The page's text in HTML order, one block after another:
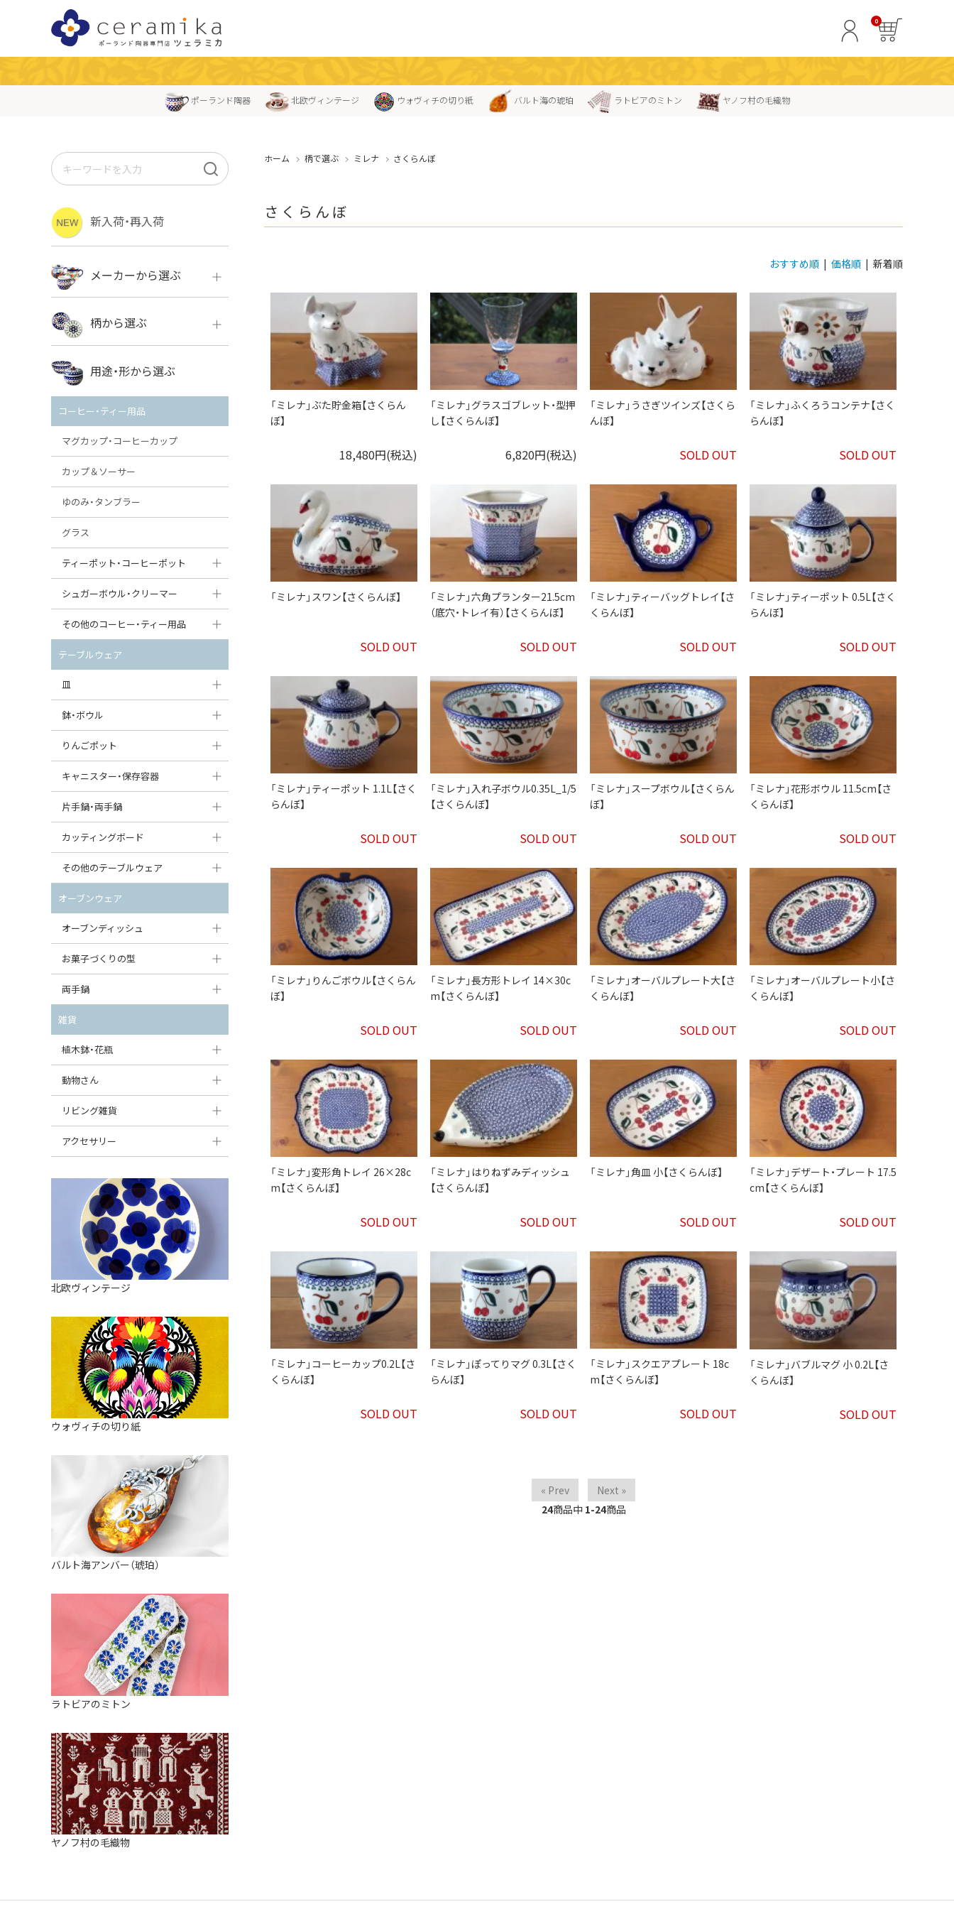
0
ポーランド陶器 北欧ヴィンテージ ウォヴィチの切り紙 バルト海の琥珀 ラトビアのミトン ヤノフ村の毛織物
ホーム 柄で選ぶ ミレナ さくらんぼ
さくらんぼ
おすすめ順 | 価格順 | 新着順
「ミレナ」ぶた貯金箱【さくらん
ぼ】
18,480円(税込)
「ミレナ」グラスゴブレット・型押
し【さくらんぼ】
6,820円(税込)
「ミレナ」うさぎツインズ【さくら
んぼ】
SOLD OUT
「ミレナ」ふくろうコンテナ【さく
らんぼ】
SOLD OUT
「ミレナ」スワン【さくらんぼ】
SOLD OUT
「ミレナ」六角プランター21.5cm
（底穴・トレイ有）【さくらんぼ】
SOLD OUT
「ミレナ」ティーバッグトレイ【さ
くらんぼ】
SOLD OUT
「ミレナ」ティーポット 0.5L【さく
らんぼ】
SOLD OUT
「ミレナ」ティーポット 1.1L【さく
らんぼ】
SOLD OUT
「ミレナ」入れ子ボウル0.35L_1/5
【さくらんぼ】
SOLD OUT
「ミレナ」スープボウル【さくらん
ぼ】
SOLD OUT
「ミレナ」花形ボウル 11.5cm【さ
くらんぼ】
SOLD OUT
「ミレナ」りんごボウル【さくらん
ぼ】
SOLD OUT
「ミレナ」長方形トレイ 14×30c
m【さくらんぼ】
SOLD OUT
「ミレナ」オーバルプレート大【さ
くらんぼ】
SOLD OUT
「ミレナ」オーバルプレート小【さ
くらんぼ】
SOLD OUT
「ミレナ」変形角トレイ 26×28c
m【さくらんぼ】
SOLD OUT
「ミレナ」はりねずみディッシュ
【さくらんぼ】
SOLD OUT
「ミレナ」角皿 小【さくらんぼ】
SOLD OUT
「ミレナ」デザート・プレート 17.5
cm【さくらんぼ】
SOLD OUT
「ミレナ」コーヒーカップ0.2L【さ
くらんぼ】
SOLD OUT
「ミレナ」ぽってりマグ 0.3L【さく
らんぼ】
SOLD OUT
「ミレナ」スクエアプレート 18c
m【さくらんぼ】
SOLD OUT
「ミレナ」バブルマグ 小 0.2L【さ
くらんぼ】
SOLD OUT
« Prev
Next »
24商品中 1-24商品
新入荷・再入荷
メーカーから選ぶ
ボレス
VENA
ミレナ
柄から選ぶ
ボレス
用途・形から選ぶ
コーヒー・ティー用品
マグカップ・コーヒーカップ
カップ＆ソーサー
ゆのみ・タンブラー
グラス
ティーポット・コーヒーポット
ティーポット
コーヒーポット
シュガーボウル・クリーマー
シュガーボウル
クリーマー
その他のコーヒー・ティー用品
ポットウォーマー
ピッチャー
コーヒードリッパー
すべて見る
テーブルウェア
皿
大皿（24cm〜）
中皿（18〜24cm）
丸皿
スープ皿
ダルマプレート
たまご型プレート
ハート型プレート
変形プレート
分割ディッシュ
すべて見る
鉢・ボウル
大鉢（21cm〜）
中鉢（16〜21cm）
丸鉢・どんぶり・ボウル
茶碗
オーバルボウル
ハートボウル
葉っぱ型ボウル
りんご型ボウル
いちご型ボウル
星型ボウル
スープカップ
そば猪口・フリーカップ
ココット
薬味入れ
ミキシングボウル
すべて見る
りんごポット
りんごポット
りんごポット小
キャニスター・保存容器
キャニスター
つぼ
ガーリックポット
オニオンキャニスター
ガーリックキャニスター
チーズケース
バターディッシュ
六角形ポット
ボトル
すべて見る
片手鍋・両手鍋
ソースパン（片手鍋）
スープチュリーン
カッティングボード
角型カッティングボード
丸型カッティングボード
すべて見る
その他のテーブルウェア
調味料入れ
グレイヴィーボート
エッグカップ
ケーキスタンド
カトラリー
はしおき・カトラリーレスト
オーブンウェア
オーブンディッシュ
大型（24cm〜）
中型（18〜24cm）
スクエアオーブンディッシュ
オーバルオーブンディッシュ
すべて見る
お菓子づくりの型
パウンド型
マフィン型
すべて見る
両手鍋
チュリーン
キャセロール
すべて見る
雑貨
植木鉢・花瓶
植木鉢
花瓶
動物さん
フィギュア・置物
貯金箱
オーナメント
クリーマー
リビング雑貨
スツール
バス・洗面用品
家具小物
小物入れ
アロマポット
バスケット
装飾用タイル・プレート
ミニチュア
天使さま
カードスタンド
マグネット
すべて見る
アクセサリー
ペンダントトップ
すべて見る
北欧ヴィンテージ
ウォヴィチの切り紙
バルト海アンバー（琥珀）
ラトビアのミトン
ヤノフ村の毛織物